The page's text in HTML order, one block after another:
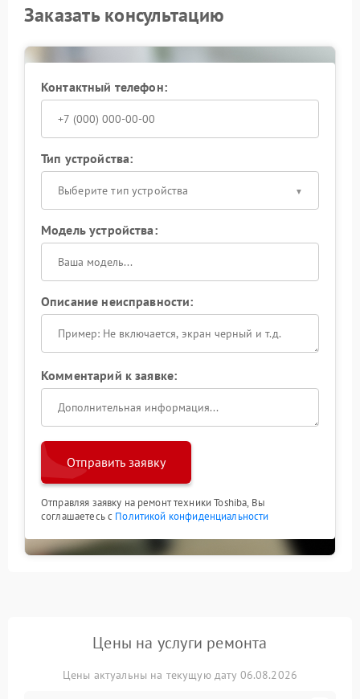
Заказать консультацию
Контактный телефон:
Тип устройства:
Выберите тип устройства
Модель устройства:
Описание неисправности:
Комментарий к заявке:
Отправить заявку
Отправляя заявку на ремонт техники Toshiba, Вы
соглашаетесь с Политикой конфиденциальности
Цены на услуги ремонта
Цены актуальны на текущую дату 06.08.2026